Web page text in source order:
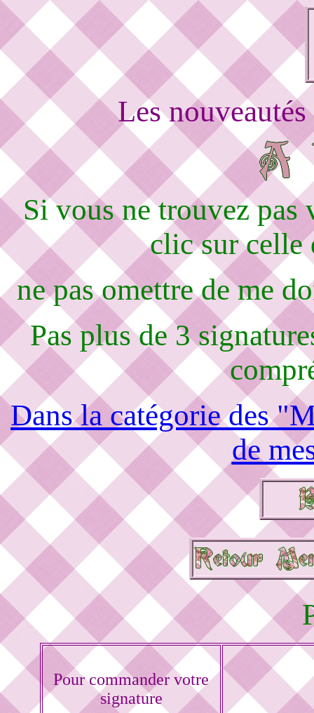
Les
Si vous ne trouvez pas
clic sur celle
ne pas omettre de me
Pas plus de 3
Dans la catégorie des
de
Pour commander votre
signature